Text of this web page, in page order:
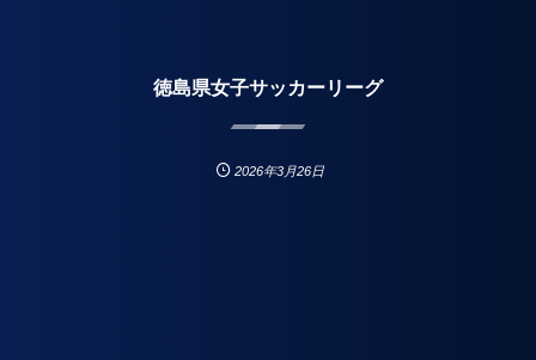
徳島県女子サッカーリーグ
2026年3月26日